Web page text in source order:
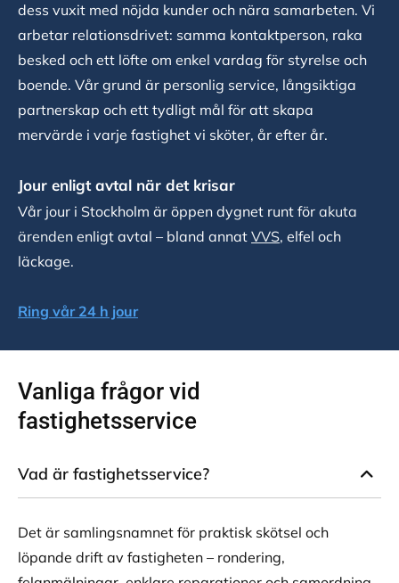
dess vuxit med nöjda kunder och nära samarbeten. Vi
arbetar relationsdrivet: samma kontaktperson, raka
besked och ett löfte om enkel vardag för styrelse och
boende. Vår grund är personlig service, långsiktiga
partnerskap och ett tydligt mål för att skapa
mervärde i varje fastighet vi sköter, år efter år.
Jour enligt avtal när det krisar
Vår jour i Stockholm är öppen dygnet runt för akuta
ärenden enligt avtal – bland annat VVS, elfel och
läckage.
Ring vår 24 h jour
Vanliga frågor vid
fastighetsservice
Vad är fastighetsservice?
Det är samlingsnamnet för praktisk skötsel och
löpande drift av fastigheten – rondering,